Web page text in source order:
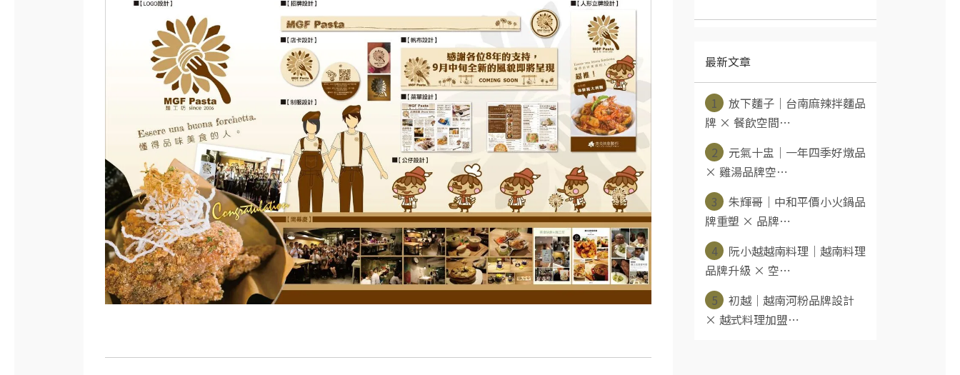
最新文章
1
放下麵子｜台南麻辣拌麵品
牌 × 餐飲空間⋯
2
元氣十盅｜一年四季好燉品
× 雞湯品牌空⋯
3
朱輝哥｜中和平價小火鍋品
牌重塑 × 品牌⋯
4
阮小越越南料理｜越南料理
品牌升級 × 空⋯
5
初越｜越南河粉品牌設計
× 越式料理加盟⋯